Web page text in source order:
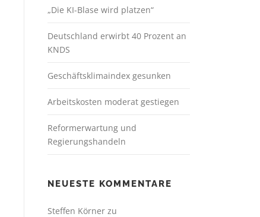
„Die KI-Blase wird platzen“
Deutschland erwirbt 40 Prozent an
KNDS
Geschäftsklimaindex gesunken
Arbeitskosten moderat gestiegen
Reformerwartung und
Regierungshandeln
NEUESTE KOMMENTARE
Steffen Körner zu